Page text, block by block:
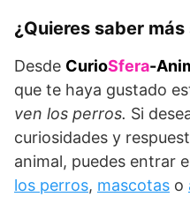
¿Quieres saber
Desde CurioSfera-
que te haya gustado
ven los perros. Si
curiosidades y
animal, puedes entrar
los perros, mascotas o